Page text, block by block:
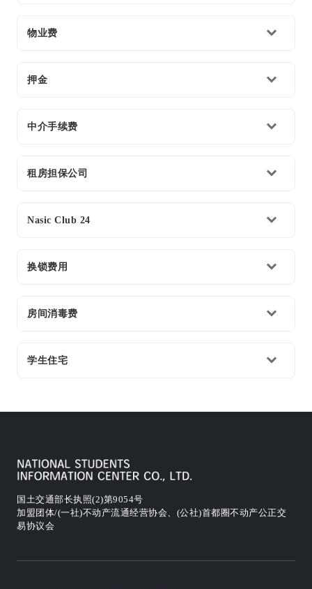
物业费
押金
中介手续费
租房担保公司
Nasic Club 24
换锁费用
房间消毒费
学生住宅
国土交通部长执照(2)第9054号
加盟团体/(一社)不动产流通经营协会、(公社)首都圈不动产公正交
易协议会